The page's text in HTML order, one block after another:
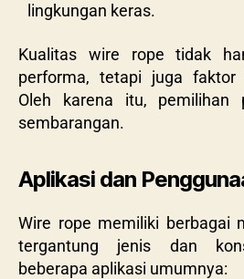
lingkungan keras.
Kualitas wire rope tidak
performa, tetapi juga faktor
Oleh karena itu, pemilihan
sembarangan.
Aplikasi dan
Wire rope memiliki berbagai
tergantung jenis dan
beberapa aplikasi umumnya: